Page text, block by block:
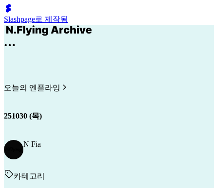
Slashpage로 제작됨
오늘의 엔플라잉
251030 (목)
N Fia
카테고리